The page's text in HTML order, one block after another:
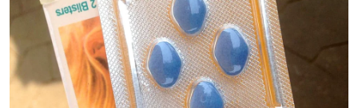
menjalankan pembaharuan bagi membantu
peniaga berniaga dengan selesa di lokasi
bersesuaian.
"Salah satunya adalah program Lestari Niaga